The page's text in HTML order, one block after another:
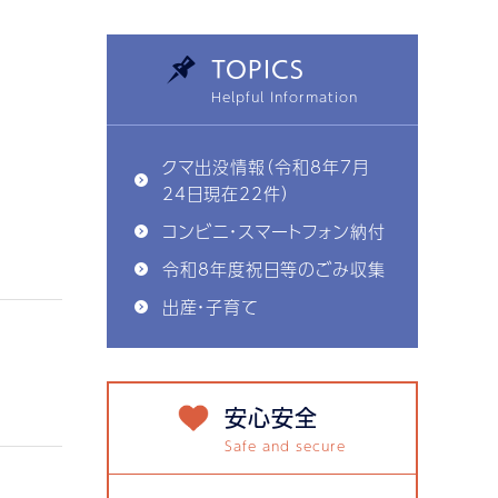
TOPICS
クマ出没情報（令和8年7月
24日現在22件）
コンビニ・スマートフォン納付
令和8年度祝日等のごみ収集
出産・子育て
安心安全